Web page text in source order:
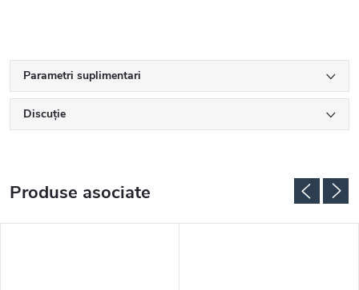
Parametri suplimentari
Discuţie
Produse asociate